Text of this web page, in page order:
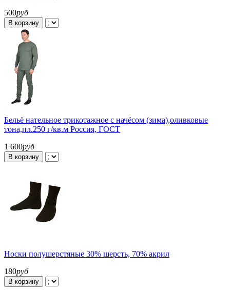
500руб
В корзину
Бельё нательное трикотажное с начёсом (зима),оливковые
тона,пл.250 г/кв.м Россия, ГОСТ
1 600руб
В корзину
Носки полушерстяные 30% шерсть, 70% акрил
180руб
В корзину